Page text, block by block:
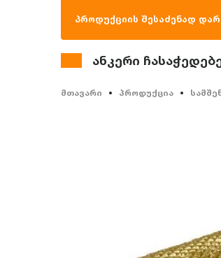
პროდუქციის შესაძენად
ანკერი
მთავარი პროდუქცია